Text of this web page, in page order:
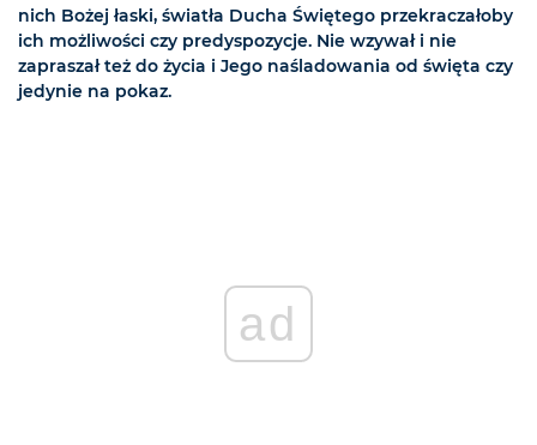
nich Bożej łaski, światła Ducha Świętego przekraczałoby
ich możliwości czy predyspozycje. Nie wzywał i nie
zapraszał też do życia i Jego naśladowania od święta czy
jedynie na pokaz.
ad